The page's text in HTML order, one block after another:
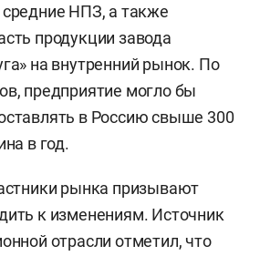
НПЗ, а также
продукции завода
на внутренний рынок. По
предприятие могло бы
в Россию свыше 300
в год.
рынка призывают
к изменениям. Источник
отрасли отметил, что